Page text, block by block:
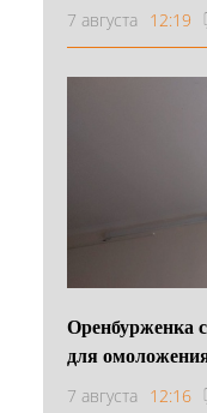
7 августа 12:19
Оренбурженка
для
7 августа 12:16